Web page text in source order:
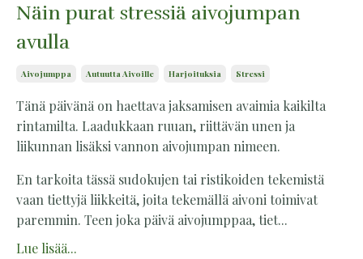
Näin purat stressiä aivojumpan
avulla
Aivojumppa Autuutta Aivoille Harjoituksia Stressi
Tänä päivänä on haettava jaksamisen avaimia kaikilta
rintamilta. Laadukkaan ruuan, riittävän unen ja
liikunnan lisäksi vannon aivojumpan nimeen.
En tarkoita tässä sudokujen tai ristikoiden tekemistä
vaan tiettyjä liikkeitä, joita tekemällä aivoni toimivat
paremmin. Teen joka päivä aivojumppaa, tiet...
Lue lisää...